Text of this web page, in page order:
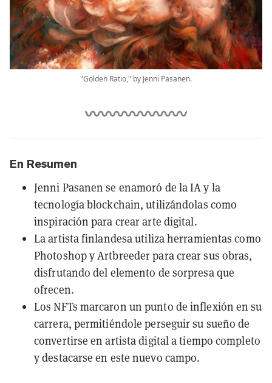
"Golden Ratio," by Jenni Pasanen.
En Resumen
Jenni Pasanen se enamoró de la IA y la
tecnología blockchain, utilizándolas como
inspiración para crear arte digital.
La artista finlandesa utiliza herramientas como
Photoshop y Artbreeder para crear sus obras,
disfrutando del elemento de sorpresa que
ofrecen.
Los NFTs marcaron un punto de inflexión en su
carrera, permitiéndole perseguir su sueño de
convertirse en artista digital a tiempo completo
y destacarse en este nuevo campo.